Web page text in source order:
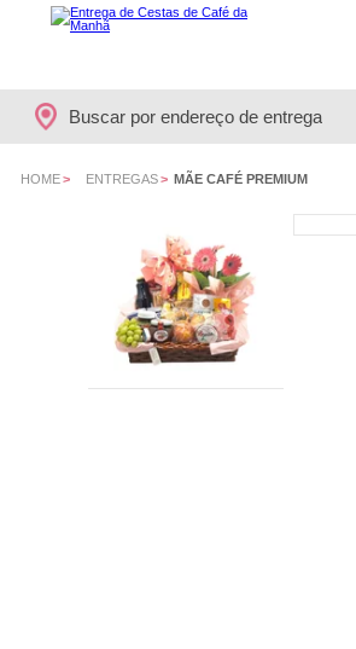
Buscar por endereço de entrega
HOME> ENTREGAS> MÃE CAFÉ PREMIUM